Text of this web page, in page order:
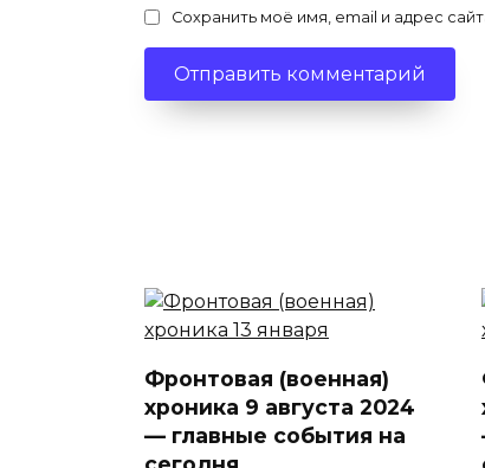
Сохранить моё имя, email и адрес
Фронтовая (военная)
хроника 9 августа 2024
— главные события на